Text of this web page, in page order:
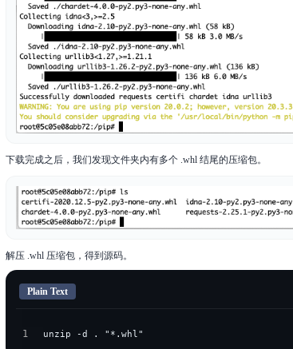
下载完成之后，我们发现文件夹内有多个 .whl 结尾的压缩包。
解压 .whl 压缩包，得到源码。
Plain Text
1 unzip -d . "*.whl"